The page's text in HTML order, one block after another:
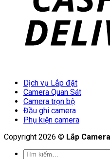
Dịch vụ Lắp đặt
Camera Quan Sát
Camera trọn bộ
Đầu ghi camera
Phụ kiện camera
Copyright 2026 © Lắp
Tìm